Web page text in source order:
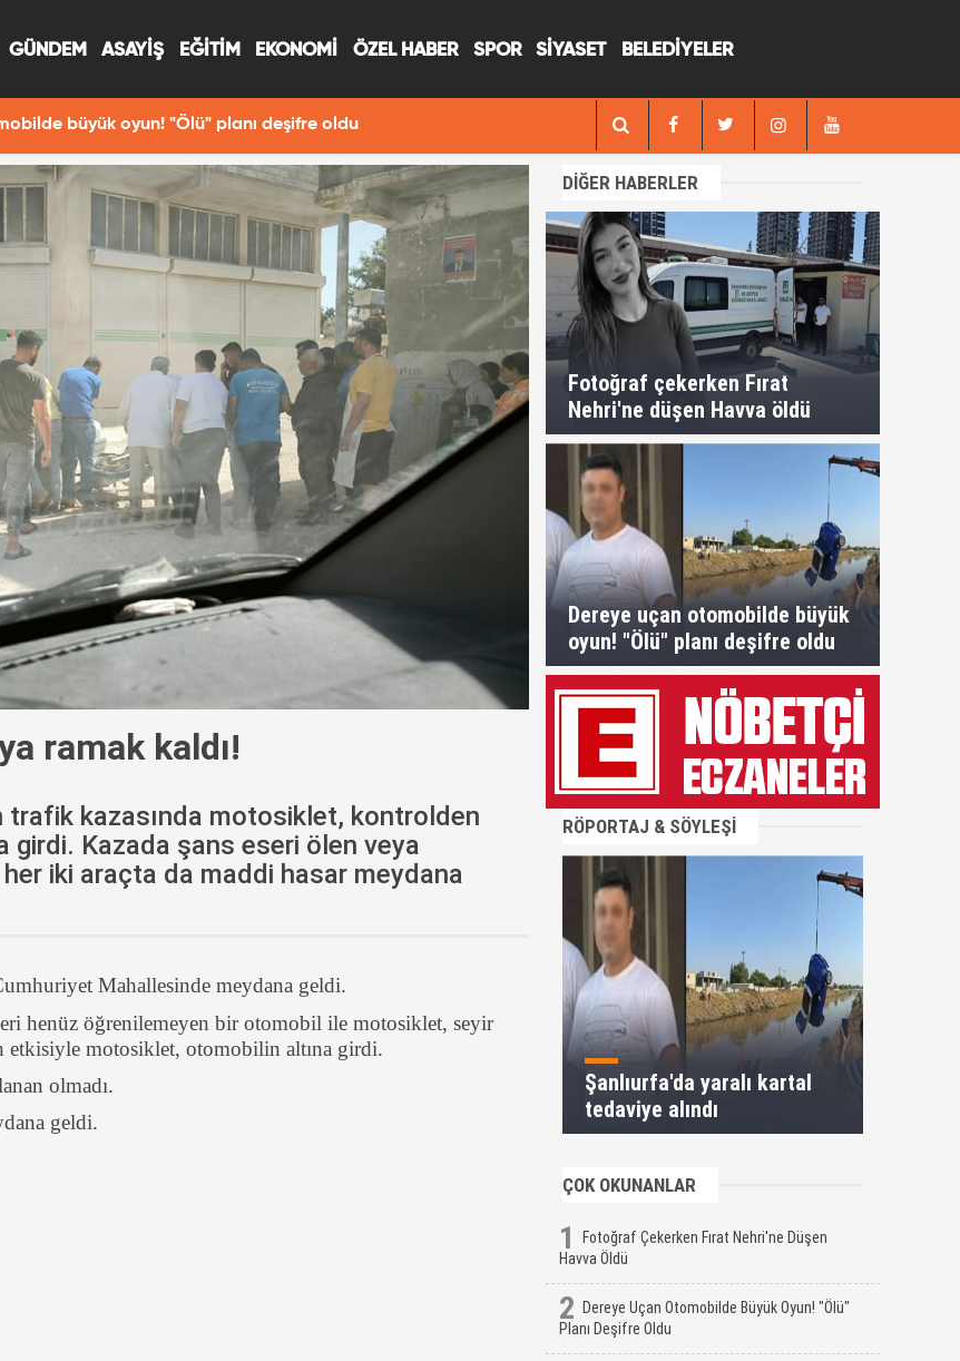
GÜNDEM ASAYİŞ EĞİTİM EKONOMİ ÖZEL HABER SPOR SİYASET BELEDİYELER
büyük oyun! "Ölü" planı deşifre oldu Fotoğraf çekerken Fırat Nehri'ne düşen
ramak kaldı!
trafik kazasında motosiklet, kontrolden
girdi. Kazada şans eseri ölen veya
iki araçta da maddi hasar meydana
Mahallesinde meydana geldi.
henüz öğrenilemeyen bir otomobil ile motosiklet, seyir
etkisiyle motosiklet, otomobilin altına girdi.
olmadı.
geldi.
DİĞER HABERLER
Fotoğraf çekerken Fırat
Nehri'ne düşen Havva öldü
Dereye uçan otomobilde büyük
oyun! "Ölü" planı deşifre oldu
RÖPORTAJ & SÖYLEŞİ
Şanlıurfa'da yaralı kartal
tedaviye alındı
ÇOK OKUNANLAR
1
Fotoğraf Çekerken Fırat Nehri'ne Düşen
Havva Öldü
2
Dereye Uçan Otomobilde Büyük Oyun! "Ölü"
Planı Deşifre Oldu